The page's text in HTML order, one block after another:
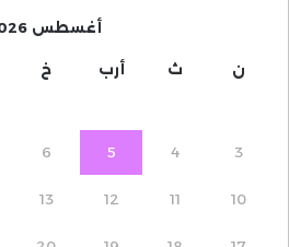
أغسطس 2026
ن ث أرب خ
3
4
5
6
10
11
12
13